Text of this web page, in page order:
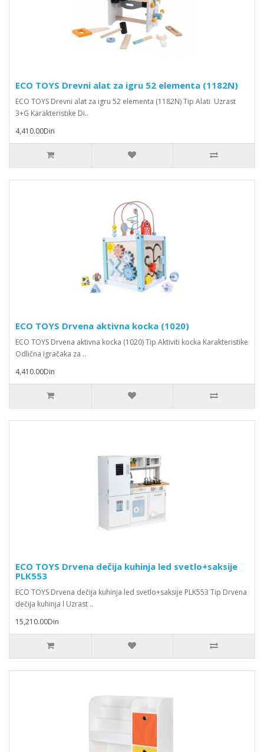
ECO TOYS Drevni alat za igru 52 elementa (1182N)
ECO TOYS Drevni alat za igru 52 elementa (1182N) Tip Alati Uzrast
3+G Karakteristike Di..
4,410.00Din
ECO TOYS Drvena aktivna kocka (1020)
ECO TOYS Drvena aktivna kocka (1020) Tip Aktiviti kocka Karakteristike
Odlična igračaka za ..
4,410.00Din
ECO TOYS Drvena dečija kuhinja led svetlo+saksije
PLK553
ECO TOYS Drvena dečija kuhinja led svetlo+saksije PLK553 Tip Drvena
dečija kuhinja l Uzrast ..
15,210.00Din